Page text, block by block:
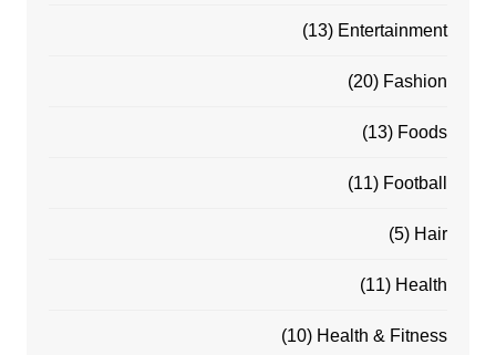
Entertainment
(13)
Fashion
(20)
Foods
(13)
Football
(11)
Hair
(5)
Health
(11)
Health & Fitness
(10)